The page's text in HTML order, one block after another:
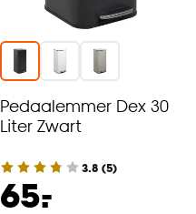
Pedaalemmer Dex 30
Liter Zwart
3.8 (5)
65.
-